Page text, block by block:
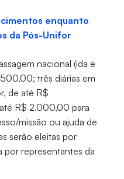
enquanto
da Pós-Unifor
nacional (ida e
três diárias em
de até R$
R$ 2.000,00 para
missão ou ajuda de
serão eleitas por
por representantes da